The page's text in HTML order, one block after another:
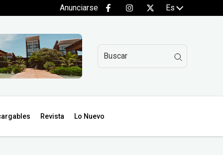
Anunciarse Es
Revista Lo Nuevo